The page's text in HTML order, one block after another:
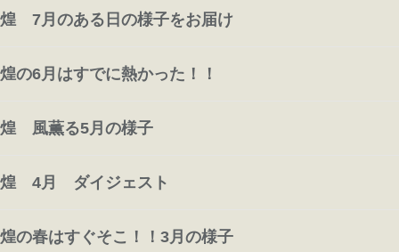
煌 7月のある日の様子をお届け
煌の6月はすでに熱かった！！
煌 風薫る5月の様子
煌 4月 ダイジェスト
煌の春はすぐそこ！！3月の様子